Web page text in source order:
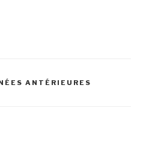
ANTÉRIEURES